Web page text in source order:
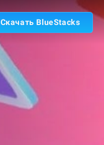
Скачать BlueStacks